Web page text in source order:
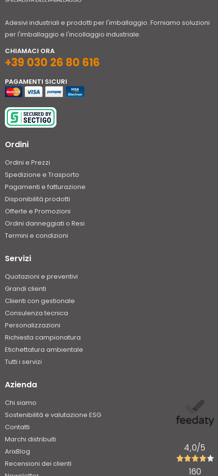
Adesivi industriali e prodotti per l'imballaggio. Forniamo soluzioni
per l'imballaggio e l'incollaggio industriale.
CHIAMACI ORA
+39 030 26 80 616
PAGAMENTI SICURI
Ordini
Ordini e Prezzi
Spedizione e Trasporto
Pagamenti e fatturazione
Disponibilità prodotti
Offerte e Promozioni
Ordini danneggiati o Resi
Termini e condizioni
Servizi
Quotazioni e preventivi
Grandi clienti
Cliienti con gestionale
Consulenza tecnica
Personalizzazioni
Richiesta campionatura
Etichettatura ambientale
Tutti i servizi
Azienda
Chi siamo
Sostenibilità e valutazione ESG
Contatti
Marchi distribuiti
ArixBlog
Recensioni dei clienti
4,0/5
160